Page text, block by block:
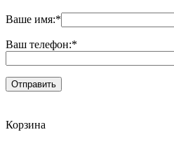
Ваше имя:*
Ваш телефон:*
Корзина